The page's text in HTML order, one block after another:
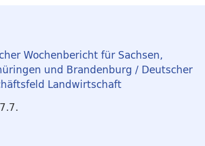
Wochenbericht für Sachsen,
und Brandenburg / Deutscher
Landwirtschaft